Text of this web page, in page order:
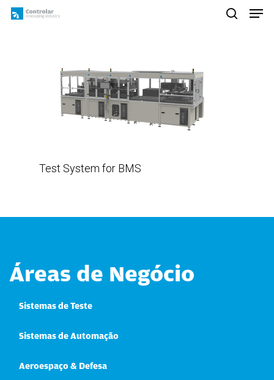
Skip
Test System for BMS
Áreas de Negócio
Sistemas de Teste
Sistemas de Automação
Aeroespaço & Defesa